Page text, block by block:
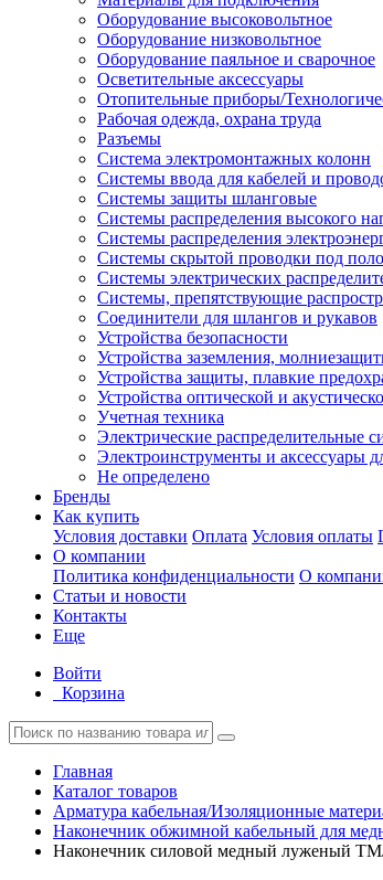
Оборудование высоковольтное
Оборудование низковольтное
Оборудование паяльное и сварочное
Осветительные аксессуары
Отопительные приборы/
Рабочая одежда, охрана труда
Разъемы
Система электромонтажных колонн
Системы ввода для кабелей и
Системы защиты шланговые
Системы распределения высокого
Системы распределения
Системы скрытой проводки под
Системы электрических
Системы, препятствующие
Соединители для шлангов и рукавов
Устройства безопасности
Устройства заземления,
Устройства защиты, плавкие
Устройства оптической и
Учетная техника
Электрические распределительные
Электроинструменты и аксессуары
Не определено
Бренды
Как купить
Условия доставки Оплата Условия оплаты
О компании
Политика конфиденциальности О
Статьи и новости
Контакты
Еще
Войти
Корзина
Главная
Каталог товаров
Арматура кабельная/Изоляционные
Наконечник обжимной кабельный для
Наконечник силовой медный луженый